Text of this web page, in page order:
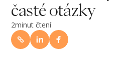
časté otázky
2minut čtení